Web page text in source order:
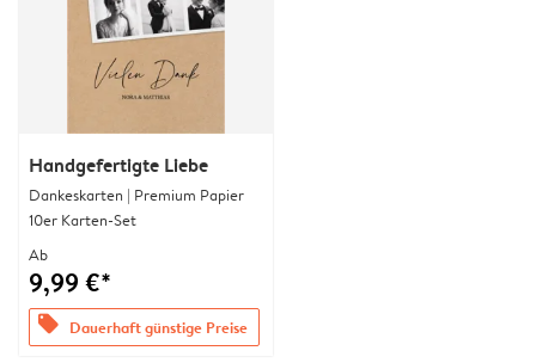
Handgefertigte Liebe
Dankeskarten | Premium Papier
10er Karten-Set
Ab
9,99 €*
offers Dauerhaft günstige Preise